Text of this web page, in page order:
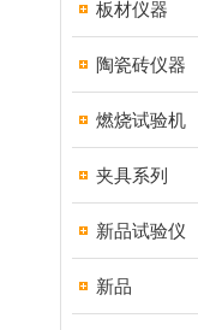
板材仪器
陶瓷砖仪器
燃烧试验机
夹具系列
新品试验仪
新品